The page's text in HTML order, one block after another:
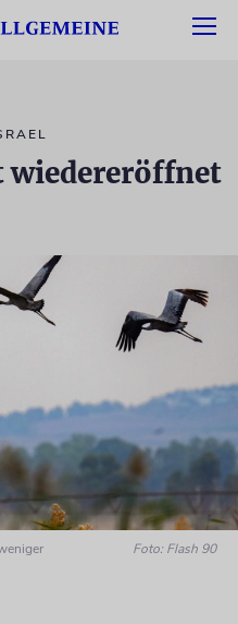
wiedereröffnet
Foto: Flash 90